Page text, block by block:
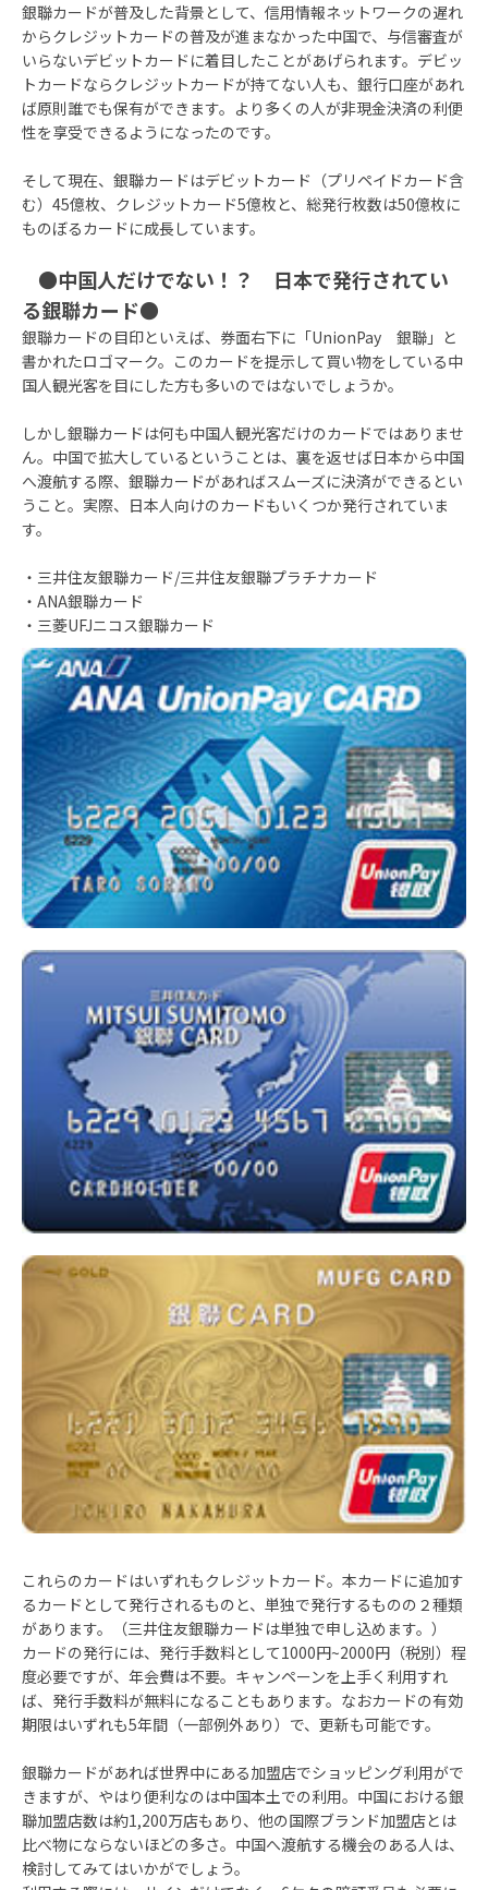
銀聯カードが普及した背景として、信用情報ネットワークの遅れ
からクレジットカードの普及が進まなかった中国で、与信審査が
いらないデビットカードに着目したことがあげられます。デビッ
トカードならクレジットカードが持てない人も、銀行口座があれ
ば原則誰でも保有ができます。より多くの人が非現金決済の利便
性を享受できるようになったのです。
そして現在、銀聯カードはデビットカード（プリペイドカード含
む）45億枚、クレジットカード5億枚と、総発行枚数は50億枚に
ものぼるカードに成長しています。
●中国人だけでない！？ 日本で発行されてい
る銀聯カード●
銀聯カードの目印といえば、券面右下に「UnionPay 銀聯」と
書かれたロゴマーク。このカードを提示して買い物をしている中
国人観光客を目にした方も多いのではないでしょうか。
しかし銀聯カードは何も中国人観光客だけのカードではありませ
ん。中国で拡大しているということは、裏を返せば日本から中国
へ渡航する際、銀聯カードがあればスムーズに決済ができるとい
うこと。実際、日本人向けのカードもいくつか発行されていま
す。
・三井住友銀聯カード/三井住友銀聯プラチナカード
・ANA銀聯カード
・三菱UFJニコス銀聯カード
これらのカードはいずれもクレジットカード。本カードに追加す
るカードとして発行されるものと、単独で発行するものの２種類
があります。（三井住友銀聯カードは単独で申し込めます。）
カードの発行には、発行手数料として1000円~2000円（税別）程
度必要ですが、年会費は不要。キャンペーンを上手く利用すれ
ば、発行手数料が無料になることもあります。なおカードの有効
期限はいずれも5年間（一部例外あり）で、更新も可能です。
銀聯カードがあれば世界中にある加盟店でショッピング利用がで
きますが、やはり便利なのは中国本土での利用。中国における銀
聯加盟店数は約1,200万店もあり、他の国際ブランド加盟店とは
比べ物にならないほどの多さ。中国へ渡航する機会のある人は、
検討してみてはいかがでしょう。